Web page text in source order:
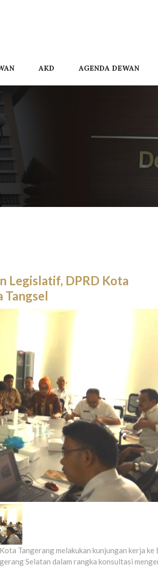
AKD AGENDA DEWAN
Legislatif, DPRD Kota
Tangsel
Tangerang melakukan kunjungan kerja ke
Selatan dalam rangka konsultasi